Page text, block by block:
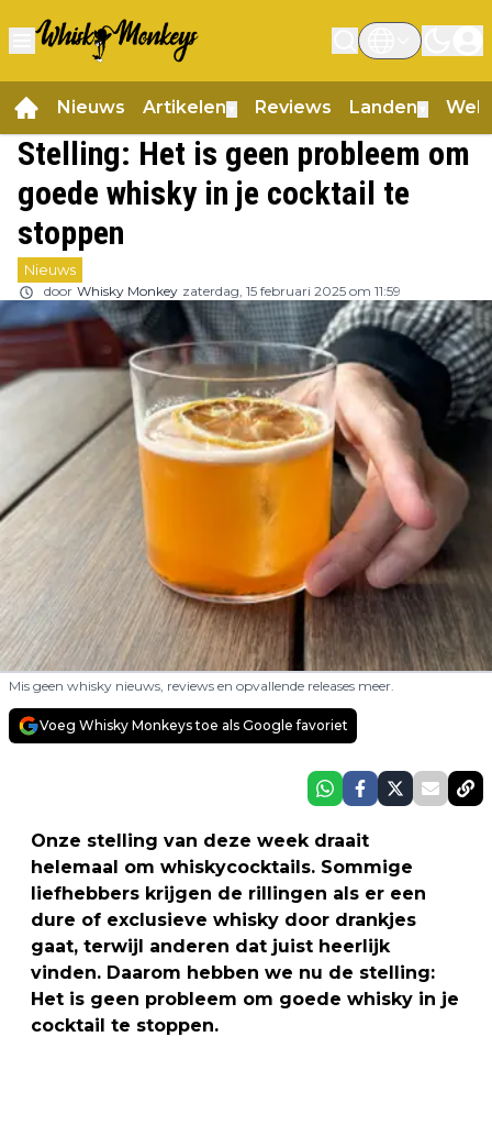
Nieuws Artikelen Reviews Landen
Stelling: Het is geen probleem om
goede whisky in je cocktail te
stoppen
Nieuws
door Whisky Monkey zaterdag, 15 februari 2025 om 11:59
Mis geen whisky nieuws, reviews en opvallende releases meer.
Voeg Whisky Monkeys toe als Google favoriet
Onze stelling van deze week draait
helemaal om whiskycocktails. Sommige
liefhebbers krijgen de rillingen als er een
dure of exclusieve whisky door drankjes
gaat, terwijl anderen dat juist heerlijk
vinden. Daarom hebben we nu de stelling:
Het is geen probleem om goede whisky in je
cocktail te stoppen.